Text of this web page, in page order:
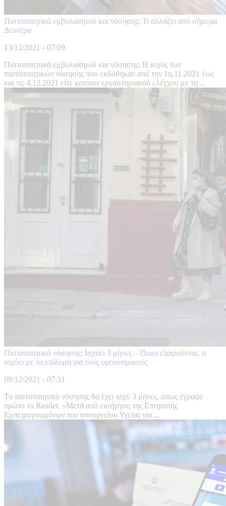
Πιστοποιητικά εμβολιασμού και νόσησης: Τι αλλάζει από σήμερα
Δευτέρα
13/12/2021 - 07:09
Πιστοποιητικά εμβολιασμού και νόσησης: Η ισχύς των
πιστοποιητικών νόσησης που εκδόθηκαν από την 1η.11.2021 έως
και τις 4.12.2021 είτε κατόπιν εργαστηριακού ελέγχου με τη ...
Πιστοποιητικό νόσησης: Ισχύει 3 μήνες – Ποιοι εξαιρούνται, τι
ισχύει με το επίδομα για τους υγειονομικούς
09/12/2021 - 07:31
Το πιστοποιητικό νόσησης θα έχει ισχύ 3 μήνες, όπως έγραψε
πρώτο το Reader. «Μετά από εισήγηση της Επιτροπής
Εμπειρογνωμόνων του υπουργείου Υγείας για ...